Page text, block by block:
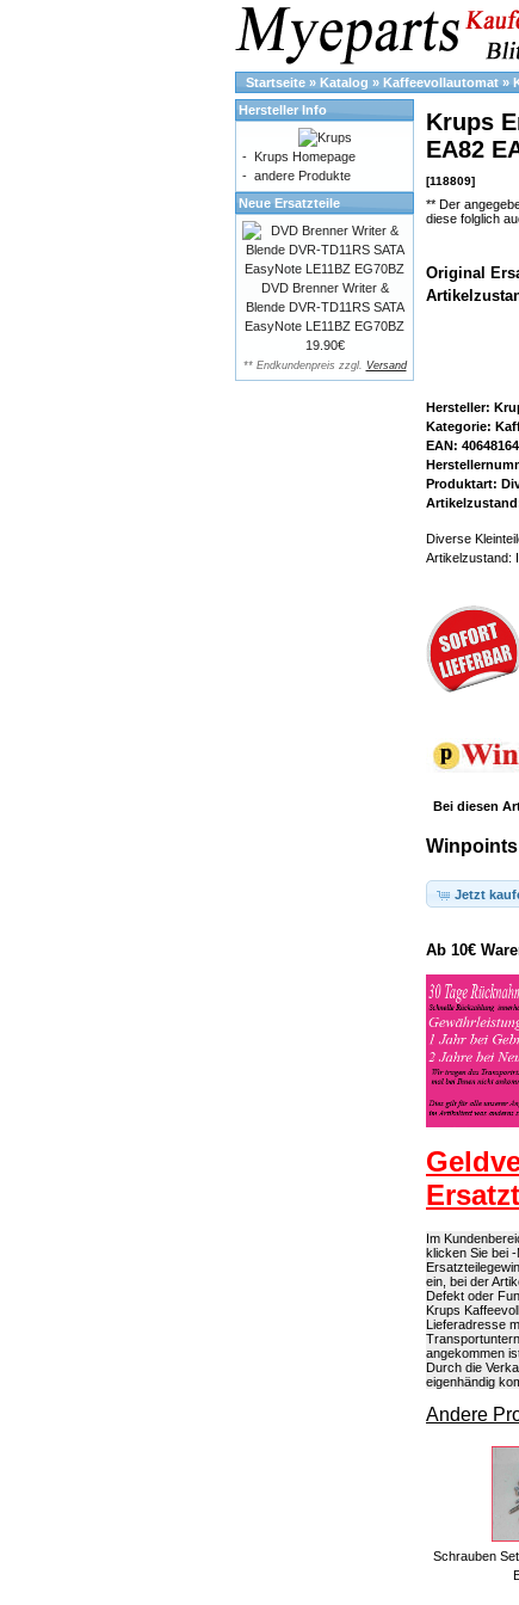
Startseite » Katalog » Kaffeevollautomat »
Krups
EA82
[118809]
** Der
diese folglich
Original
Hersteller:
Kategorie:
EAN:
Produktart:
Diverse
Artikelzustand:
Bei diesen
Jetzt
Ab 10€
Im
klicken Sie bei
ein, bei der
Defekt oder
Krups
Lieferadresse
angekommen
Durch die
eigenhändig
Andere
Schrauben
Hersteller Info
- Krups Homepage
- andere Produkte
Neue Ersatzteile
DVD Brenner Writer &
Blende DVR-TD11RS SATA
EasyNote LE11BZ EG70BZ
19.90€
** Endkundenpreis zzgl. Versand